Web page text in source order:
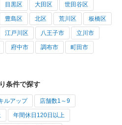
目黒区 大田区 世田谷区
豊島区 北区 荒川区 板橋区
江戸川区 八王子市 立川市
府中市 調布市 町田市
条件で探す
ルアップ 店舗数1～9
年間休日120日以上